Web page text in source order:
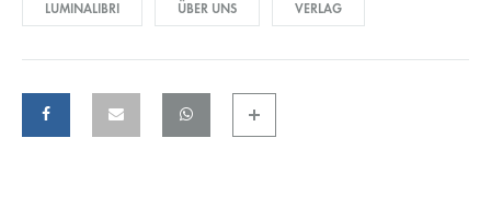
LUMINALIBRI ÜBER UNS VERLAG